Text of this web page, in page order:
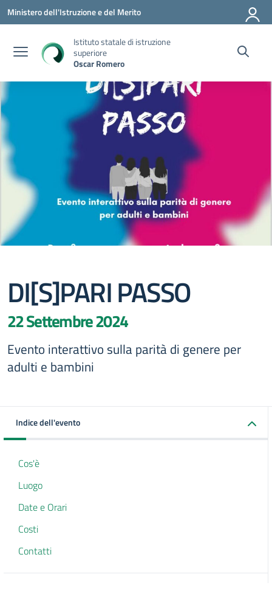
Vai ai contenuti
Vai al menu di navigazione
Vai al footer
Ministero dell'Istruzione e del Merito
Istituto statale di istruzione
superiore
Oscar Romero
DI[S]PARI PASSO
22 Settembre 2024
Evento interattivo sulla parità di genere per
adulti e bambini
Indice dell'evento
Cos'è
Luogo
Date e Orari
Costi
Contatti